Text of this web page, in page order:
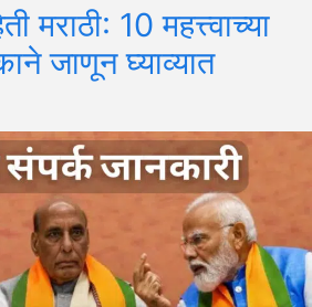
मराठी: 10 महत्त्वाच्या
जाणून घ्याव्यात